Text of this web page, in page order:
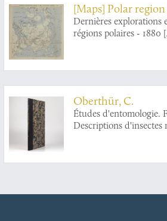
[Maps] Polar
Dernières explorations
régions polaires - 1880
Oberthür, C.
Études d'entomologie.
Descriptions d'insectes